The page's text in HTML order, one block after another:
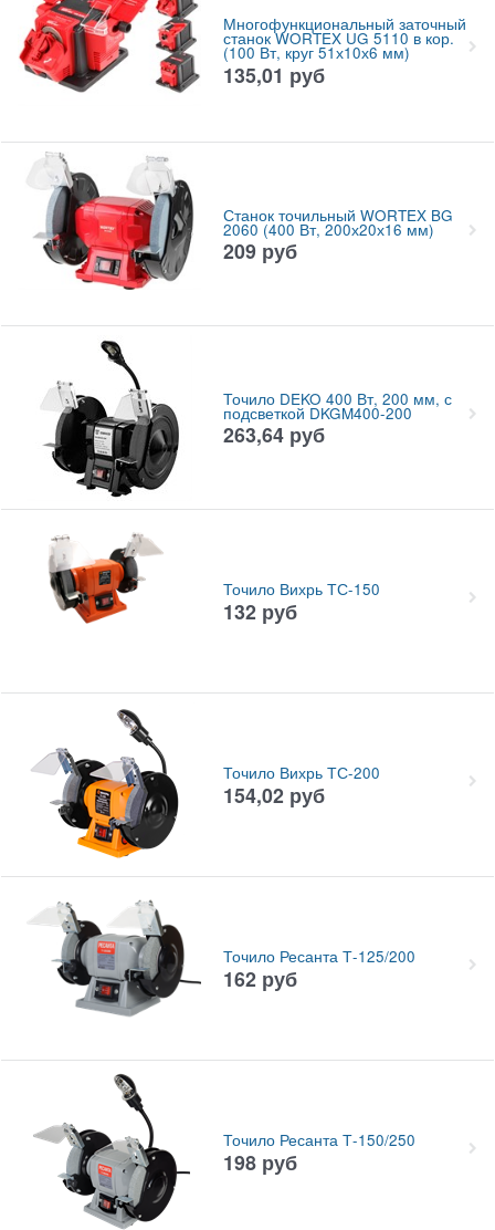
Многофункциональный заточный
станок WORTEX UG 5110 в кор.
(100 Вт, круг 51х10х6 мм)
135,01 руб
Станок точильный WORTEX BG
2060 (400 Вт, 200х20х16 мм)
209 руб
Точило DEKO 400 Вт, 200 мм, с
подсветкой DKGM400-200
263,64 руб
Точило Вихрь ТС-150
132 руб
Точило Вихрь ТС-200
154,02 руб
Точило Ресанта Т-125/200
162 руб
Точило Ресанта Т-150/250
198 руб